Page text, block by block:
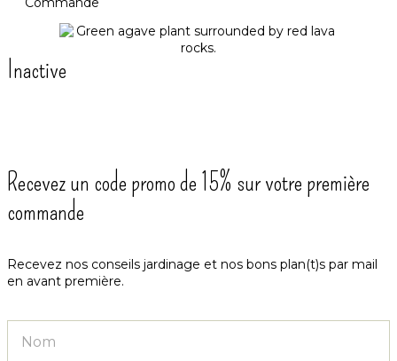
Inactive
Recevez un code promo de 15% sur votre première
commande
Recevez nos conseils jardinage et nos bons plan(t)s par mail
en avant première.